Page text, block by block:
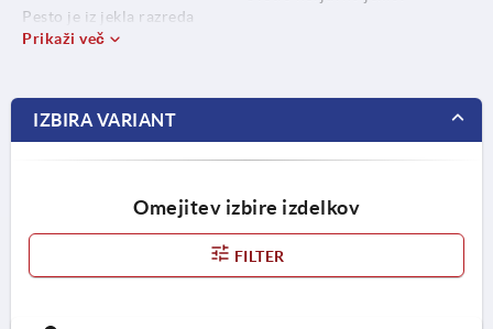
Pesto je iz jekla razreda
trdnosti 5.8 ali nerjavnega
Prikaži več
IZBIRA VARIANT
Omejitev izbire izdelkov
FILTER